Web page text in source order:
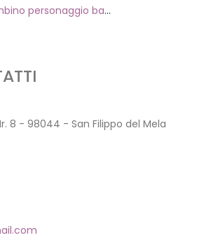
Set 4 pezzi asilo bambino personaggio batman
8 - 98044 - San Filippo del Mela